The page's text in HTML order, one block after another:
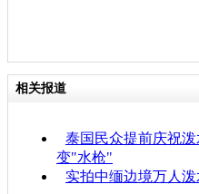
相关报道
泰国民众提前庆祝
变"水枪"
实拍中缅边境万人